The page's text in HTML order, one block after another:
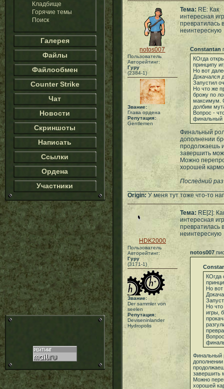
Кладбище
Горячие темы
Поиск
Галерея
Файлы
Файлообмен
Counter Strike
Чат
Новости
Скриншоты
Написать
Ссылки
Ордена
Участники
notos007
Пользователь
Авторейтинг:
Гуру
(2384-1)
Звание:
Глава ордена
Репутация:
Gentlemen
Тема: RE: Как
интересная
превратилась в
неинтересную
Constantan
КОгда
принципу
Но вот
Докачался
Запустил
Но что же
брожу по
максимум.
долбим
Вопрос -
финальный
Финальный
дополнении
продолжаешь
завершить
Можно
хорошей
Последний
Origin: У меня тут тоже что-то
HDK2000
Пользователь
Авторейтинг:
Гуру
(3171-1)
Звание:
Der sammler von
seelen
Репутация:
Deviseninlander
Hydropolis
Тема: RE[2]:
интересная
превратилась в
неинтересную
notos007
КОгда
Но
Но
игры,
Финальный
завершить
Можно
хорошей